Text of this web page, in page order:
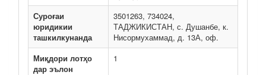
Суроғаи
юридикии
ташкилкунанда
3501263, 734024,
ТАДЖИКИСТАН, с. Душанбе, к.
Нисормухаммад, д. 13А, оф.
Миқдори лотҳо
дар эълон
1